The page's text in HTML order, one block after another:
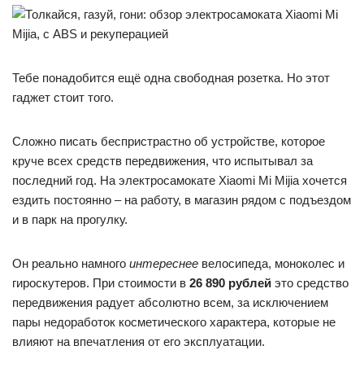
Тебе понадобится ещё одна свободная розетка. Но этот
гаджет стоит того.
Сложно писать беспристрастно об устройстве, которое
круче всех средств передвижения, что испытывал за
последний год. На электросамокате Xiaomi Mi Mijia хочется
ездить постоянно – на работу, в магазин рядом с подъездом
и в парк на прогулку.
Он реально намного интереснее велосипеда, моноколес и
гироскутеров. При стоимости в 26 890 рублей это средство
передвижения радует абсолютно всем, за исключением
пары недоработок косметического характера, которые не
влияют на впечатления от его эксплуатации.